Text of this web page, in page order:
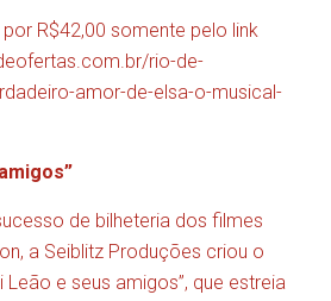
R$42,00 somente pelo link
rio-de-
amor-de-elsa-o-musical-
de bilheteria dos filmes
a Seiblitz Produções criou o
Leão e seus amigos”, que estreia